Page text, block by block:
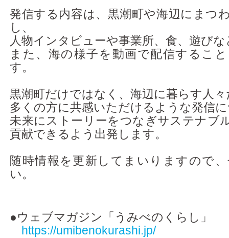
発信する内容は、黒潮町や海辺にまつ
し、
人物インタビューや事業所、食、遊び
また、海の様子を動画で配信するこ
す。
黒潮町だけではなく、海辺に暮らす人
多くの方に共感いただけるような発信
未来にストーリーをつなぎサステナブ
貢献できるよう出発します。
随時情報を更新してまいりますので
い。
●ウェブマガジン「うみべのくらし」
https://umibenokurashi.jp/